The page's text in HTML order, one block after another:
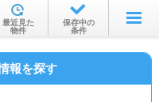
駅から
最近見た
物件
保存中の
条件
報を探す